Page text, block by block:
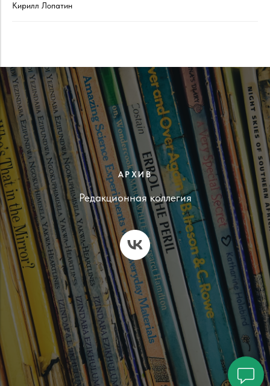
Кирилл Лопатин
АРХИВ
Редакционная коллегия